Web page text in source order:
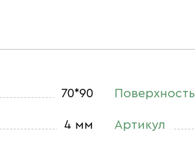
70*90
4 мм
Поверхность
Артикул